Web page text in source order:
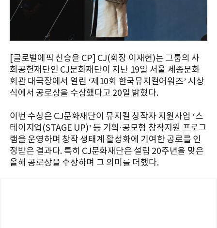
[글로벌에픽 신승윤 CP] CJ(회장 이재현)는 그룹의 사
회공헌재단인 CJ문화재단이 지난 19일 서울 세종문화
회관 대극장에서 열린 ‘제10회 한국뮤지컬어워즈’ 시상
식에서 공로상을 수상했다고 20일 밝혔다.
이번 수상은 CJ문화재단이 뮤지컬 창작자 지원사업 ‘스
테이지업(STAGE UP)’ 등 기획·공모형 창작지원 프로그
램을 운영하며 창작 생태계 활성화에 기여한 공로를 인
정받은 결과다. 특히 CJ문화재단은 설립 20주년을 맞은
올해 공로상을 수상하며 그 의미를 더했다.